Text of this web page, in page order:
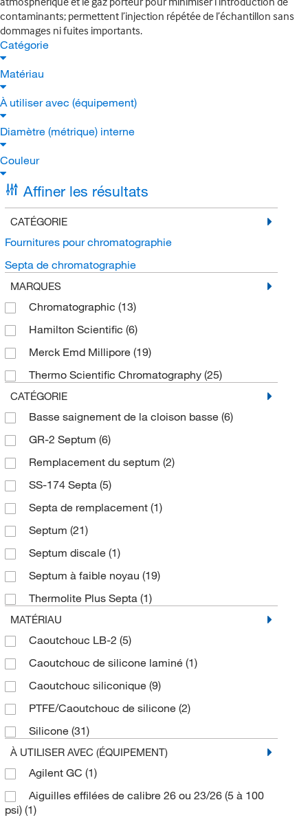
contaminants; permettent l’injection répétée de l’échantillon sans
dommages ni fuites importants.
Catégorie
Matériau
À utiliser avec (équipement)
Diamètre (métrique) interne
Couleur
Affiner les résultats
CATÉGORIE
Fournitures pour chromatographie
Septa de chromatographie
MARQUES
Chromatographic (13)
Hamilton Scientific (6)
Merck Emd Millipore (19)
Thermo Scientific Chromatography (25)
CATÉGORIE
Basse saignement de la cloison basse (6)
GR-2 Septum (6)
Remplacement du septum (2)
SS-174 Septa (5)
Septa de remplacement (1)
Septum (21)
Septum discale (1)
Septum à faible noyau (19)
Thermolite Plus Septa (1)
MATÉRIAU
Caoutchouc LB-2 (5)
Caoutchouc de silicone laminé (1)
Caoutchouc siliconique (9)
PTFE/Caoutchouc de silicone (2)
Silicone (31)
À UTILISER AVEC (ÉQUIPEMENT)
Agilent GC (1)
Aiguilles effilées de calibre 26 ou 23/26 (5 à 100
psi) (1)